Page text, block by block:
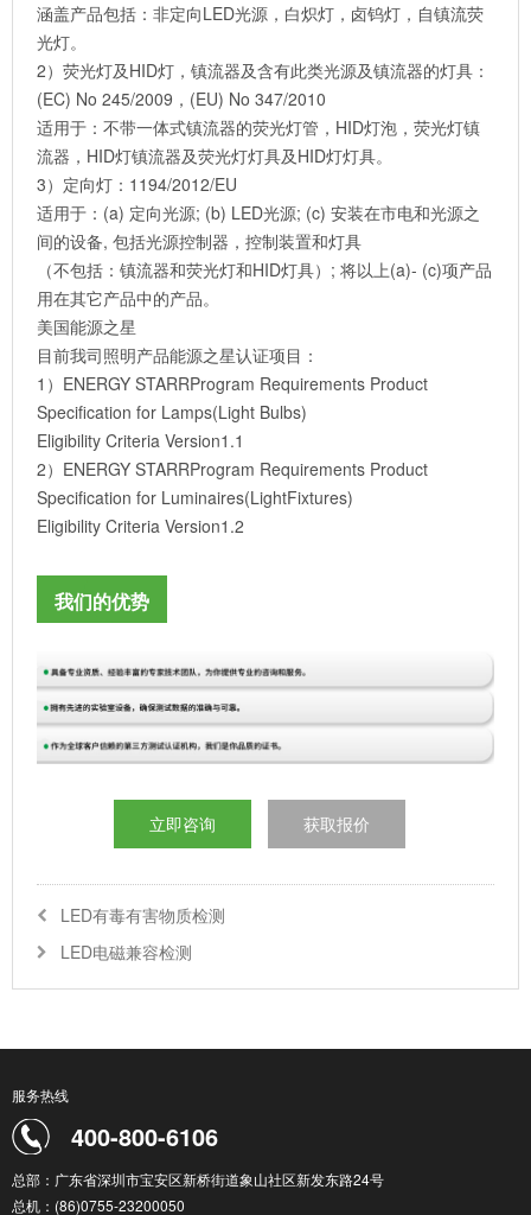
涵盖产品包括：非定向LED光源，白炽灯，卤钨灯，自镇流荧
光灯。
2）荧光灯及HID灯，镇流器及含有此类光源及镇流器的灯具：
(EC) No 245/2009，(EU) No 347/2010
适用于：不带一体式镇流器的荧光灯管，HID灯泡，荧光灯镇
流器，HID灯镇流器及荧光灯灯具及HID灯灯具。
3）定向灯：1194/2012/EU
适用于：(a) 定向光源; (b) LED光源; (c) 安装在市电和光源之
间的设备, 包括光源控制器，控制装置和灯具
（不包括：镇流器和荧光灯和HID灯具）; 将以上(a)- (c)项产品
用在其它产品中的产品。
美国能源之星
目前我司照明产品能源之星认证项目：
1）ENERGY STARRProgram Requirements Product
Specification for Lamps(Light Bulbs)
Eligibility Criteria Version1.1
2）ENERGY STARRProgram Requirements Product
Specification for Luminaires(LightFixtures)
Eligibility Criteria Version1.2
我们的优势
立即咨询 获取报价
LED有毒有害物质检测
LED电磁兼容检测
服务热线
400-800-6106
总部：广东省深圳市宝安区新桥街道象山社区新发东路24号
总机：(86)0755-23200050